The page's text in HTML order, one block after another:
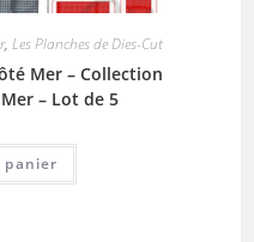
, Les Planches de Dies-Cut
Mer – Collection
– Lot de 5